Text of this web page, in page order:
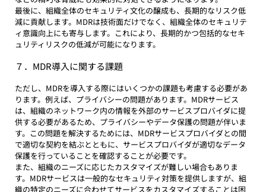
最後に、組織全体のセキュリティ文化の醸成も、長期的なリスク低
減に貢献します。MDRは技術面だけでなく、組織全体のセキュリテ
ィ意識向上にも寄与します。これにより、長期的かつ包括的なセキ
ュリティリスクの低減が可能になります。
７．MDR導入に関する課題
ただし、MDRを導入する際にはいくつかの課題も考慮する必要があ
ります。例えば、プライバシーの問題があります。MDRサービス
は、組織のネットワーク内の情報を外部のサービスプロバイダに提
供する必要があるため、プライバシーやデータ保護の問題が伴いま
す。この問題を解決するためには、MDRサービスプロバイダとの間
で適切な契約を結ぶとともに、サービスプロバイダが適切なデータ
保護を行っていることを確認することが必要です。
また、組織のニーズに応じたカスタマイズが難しい場合もありま
す。MDRサービスは一般的なセキュリティ対策を提供しますが、組
織の特定のニーズに合わせてサービスをカスタマイズすることは困